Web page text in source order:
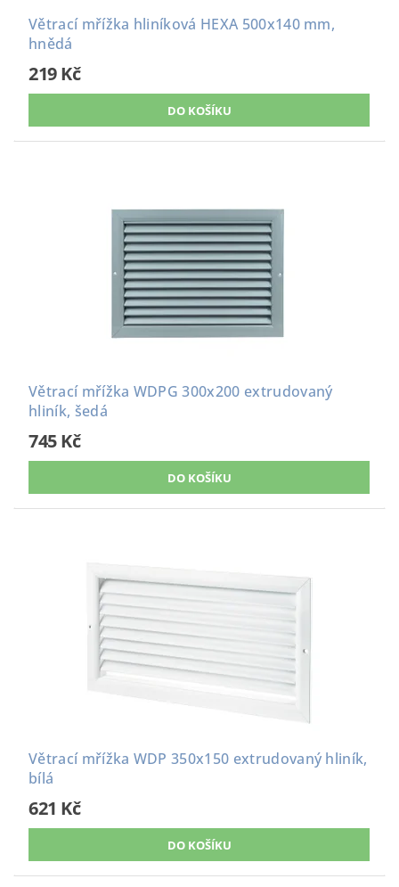
Větrací mřížka hliníková HEXA 500x140 mm,
hnědá
219 Kč
Větrací mřížka WDPG 300x200 extrudovaný
hliník, šedá
745 Kč
Větrací mřížka WDP 350x150 extrudovaný hliník,
bílá
621 Kč